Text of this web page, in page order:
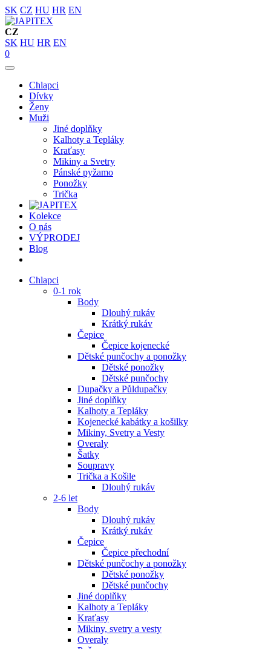
SK CZ HU HR EN
CZ
SK HU HR EN
0
Chlapci
Dívky
Ženy
Muži
Jiné doplňky
Kalhoty a Tepláky
Kraťasy
Mikiny a Svetry
Pánské pyžamo
Ponožky
Trička
Kolekce
O nás
VÝPRODEJ
Blog
Chlapci
0-1 rok
Body
Dlouhý rukáv
Krátký rukáv
Čepice
Čepice kojenecké
Dětské punčochy a ponožky
Dětské ponožky
Dětské punčochy
Dupačky a Půldupačky
Jiné doplňky
Kalhoty a Tepláky
Kojenecké kabátky a košilky
Mikiny, Svetry a Vesty
Overaly
Šatky
Soupravy
Trička a Košile
Dlouhý rukáv
2-6 let
Body
Dlouhý rukáv
Krátký rukáv
Čepice
Čepice přechodní
Dětské punčochy a ponožky
Dětské ponožky
Dětské punčochy
Jiné doplňky
Kalhoty a Tepláky
Kraťasy
Mikiny, svetry a vesty
Overaly